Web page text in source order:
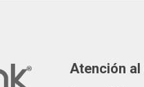
Atención